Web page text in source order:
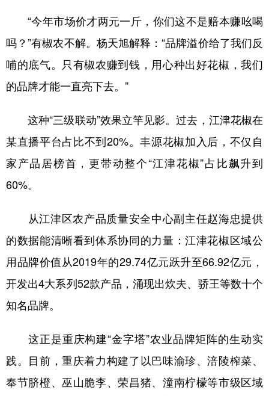
“今年市场价才两元一斤，你们这不是赔本赚吆喝
吗？”有椒农不解。杨天旭解释：“品牌溢价给了我们反
哺的底气。只有椒农赚到钱，用心种出好花椒，我们
的品牌才能一直亮下去。”
这种“三级联动”效果立竿见影。过去，江津花椒在
某直播平台占比不到20%。丰源花椒加入后，不仅自
家产品居榜首，更带动整个“江津花椒”占比飙升到
60%。
从江津区农产品质量安全中心副主任赵海忠提供
的数据能清晰看到体系协同的力量：江津花椒区域公
用品牌价值从2019年的29.74亿元跃升至66.92亿元，
开发出4大系列52款产品，涌现出炊夫、骄王等数十个
知名品牌。
这正是重庆构建“金字塔”农业品牌矩阵的生动实
践。目前，重庆着力构建了以巴味渝珍、涪陵榨菜、
奉节脐橙、巫山脆李、荣昌猪、潼南柠檬等市级区域